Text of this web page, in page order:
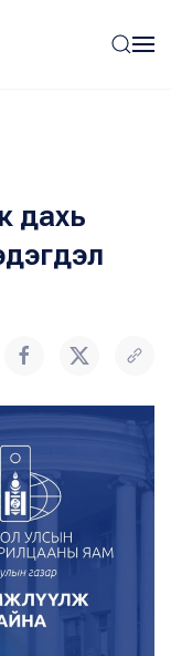
дахь